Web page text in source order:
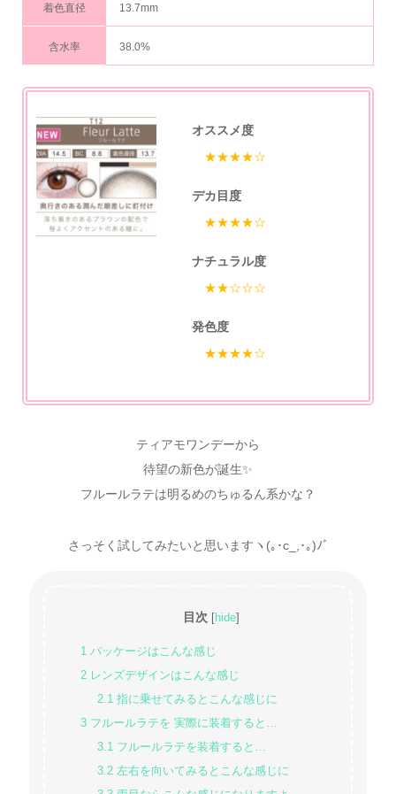
着色直径 13.7mm
含水率 38.0%
オススメ度
★★★★☆
デカ目度
★★★★☆
ナチュラル度
★★☆☆☆
発色度
★★★★☆
ティアモワンデーから
待望の新色が誕生✨
フルールラテは明るめのちゅるん系かな？
さっそく試してみたいと思いますヽ(｡･c_,･｡)ﾉﾞ
目次 [hide]
1 パッケージはこんな感じ
2 レンズデザインはこんな感じ
2.1指に乗せてみるとこんな感じに
3 フルールラテを 実際に装着すると…
3.1フルールラテを装着すると…
3.2左右を向いてみるとこんな感じに